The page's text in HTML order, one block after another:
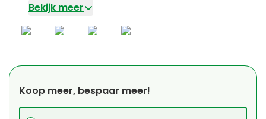
Bekijk meer
Koop meer, bespaar meer!